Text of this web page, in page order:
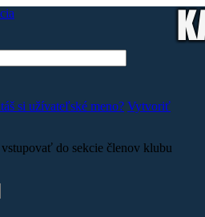
si užívateľské meno? Vytvoriť
do sekcie členov klubu